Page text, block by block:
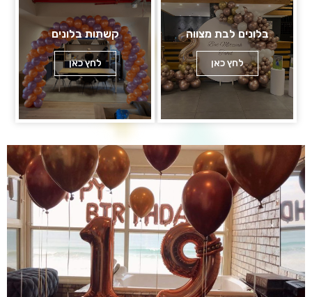
בלונים לבת מצווה
לחץ כאן
קשתות בלונים
לחץ כאן